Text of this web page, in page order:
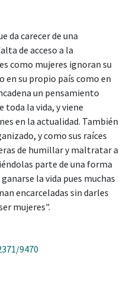
da carecer de una
de acceso a la
como mujeres ignoran su
en su propio país como en
un pensamiento
toda la vida, y viene
en la actualidad. También
y como sus raíces
de humillar y maltratar a
parte de una forma
la vida pues muchas
encarceladas sin darles
mujeres".
9470